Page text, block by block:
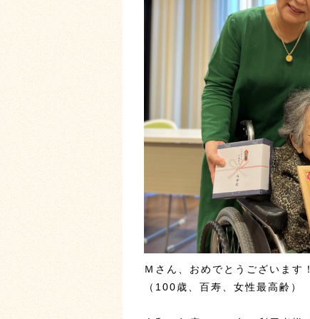
Ｍさん、おめでとうございます！
（100歳、百寿、女性最高齢）